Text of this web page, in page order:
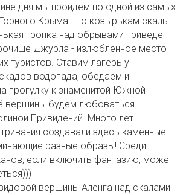
дня мы пройдем по одной из самых
Крыма - по козырькам скалы
тропка над обрывами приведет
Джурла - излюбленное место
туристов. Ставим лагерь у
водопада, обедаем и
прогулку к знаменитой Южной
вершины будем любоваться
Привидений. Много лет
создавали здесь каменные
разные образы! Среди
если включить фантазию, может
вершины Аленга над скалами